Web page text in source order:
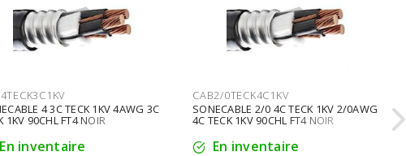
4 3C TECK 1KV 4AWG 3C
1KV 90CHL FT4 NOIR
En inventaire
CAB2/0TECK4C1KV
SONECABLE 2/0 4C TECK 1KV 2/0AWG
4C TECK 1KV 90CHL FT4 NOIR
En inventaire